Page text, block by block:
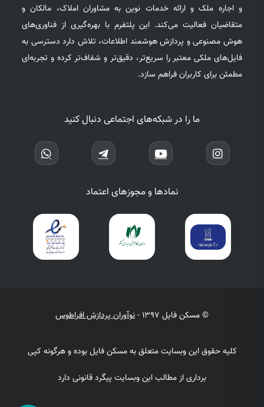
و اجاره ملک و ارائه خدمات نوین به مشاوران املاک، مالکان و
متقاضیان فعالیت می‌کند. این پلتفرم با بهره‌گیری از فناوری‌های
هوش مصنوعی و پردازش هوشمند اطلاعات، تلاش دارد دسترسی به
فایل‌های ملکی معتبر را سریع‌تر، دقیق‌تر و شفاف‌تر کرده و تجربه‌ای
مطمئن برای کاربران فراهم سازد.
ما را در شبکه‌های اجتماعی دنبال کنید
نمادها و مجوزهای اعتماد
© مسکن فایل 1397 - نوآوران پردازش افراطوس
کلیه حقوق این وبسایت متعلق به مسکن فایل بوده و هرگونه کپی
برداری از مطالب این وبسایت پیگرد قانونی دارد